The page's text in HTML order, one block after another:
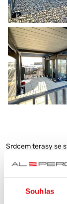
Souhlas
Srdcem terasy se
představuje
Nastavitelné
dešti. Jsou